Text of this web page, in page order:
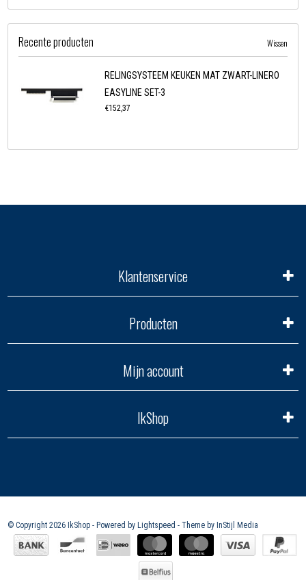
Recente producten Wissen
RELINGSYSTEEM KEUKEN MAT ZWART-LINERO
EASYLINE SET-3
€152,37
Klantenservice
Producten
Mijn account
IkShop
© Copyright 2026 IkShop - Powered by Lightspeed - Theme by InStijl Media